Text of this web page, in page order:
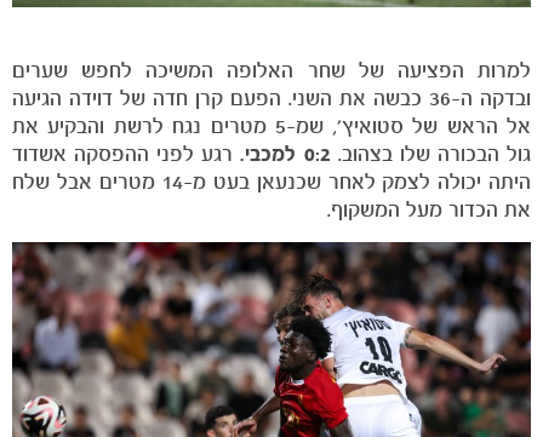
למרות הפציעה של שחר האלופה המשיכה לחפש שערים
ובדקה ה-36 כבשה את השני. הפעם קרן חדה של דוידה הגיעה
אל הראש של סטואיץ', שמ-5 מטרים נגח לרשת והבקיע את
גול הבכורה שלו בצהוב.
רגע לפני ההפסקה אשדוד
היתה יכולה לצמק לאחר שכנעאן בעט מ-14 מטרים אבל שלח
את הכדור מעל המשקוף.